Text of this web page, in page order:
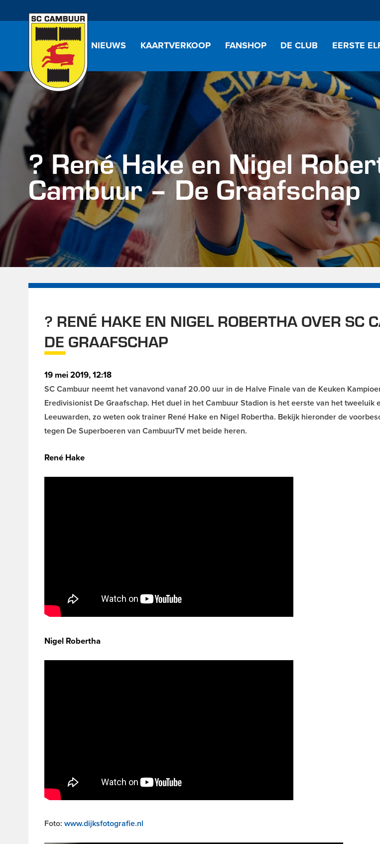
NIEUWS KAARTVERKOOP FANSHOP DE CLUB EERSTE
? René Hake en Nigel
Cambuur – De Graafschap
? RENÉ HAKE EN NIGEL ROBERTHA OVER SC
DE GRAAFSCHAP
19 mei 2019, 12:18
SC Cambuur neemt het vanavond vanaf 20.00 uur in de Halve Finale van de Keuken
Eredivisionist De Graafschap. Het duel in het Cambuur Stadion is het eerste van het tweeluik
Leeuwarden, zo weten ook trainer René Hake en Nigel Robertha. Bekijk hieronder de
tegen De Superboeren van CambuurTV met beide heren.
René Hake
Nigel Robertha
Foto: www.dijksfotografie.nl